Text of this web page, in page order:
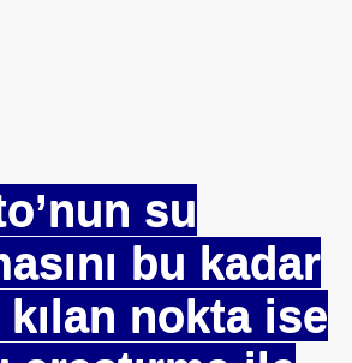
su
bu kadar
nokta ise